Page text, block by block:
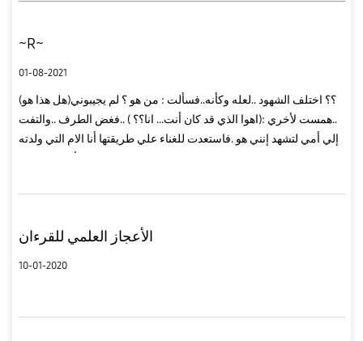
~R~
01-08-2021
(هل هذا هو)؟؟ اختلف الشهود ..لعله وكأنه..فسألت : من هو ؟ لم يجيبوني
..همست لأخري :(اهوا الذي قد كان أنت... انا؟؟ ) ..فغض الطرف ..والتفت
إلي أمي لتشهد إنني هو .فاستعدت للغناء علي طريقتها أنا الام التي ولدته
الأعجاز العلمي للقرءان
10-01-2020